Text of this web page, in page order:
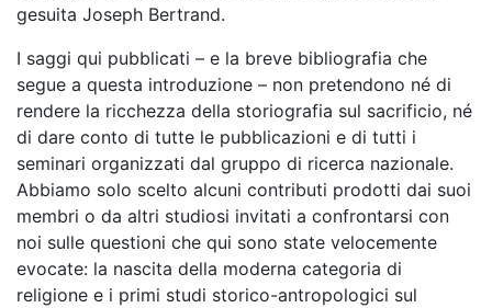
gesuita Joseph Bertrand.
I saggi qui pubblicati – e la breve bibliografia che
segue a questa introduzione – non pretendono né di
rendere la ricchezza della storiografia sul sacrificio, né
di dare conto di tutte le pubblicazioni e di tutti i
seminari organizzati dal gruppo di ricerca nazionale.
Abbiamo solo scelto alcuni contributi prodotti dai suoi
membri o da altri studiosi invitati a confrontarsi con
noi sulle questioni che qui sono state velocemente
evocate: la nascita della moderna categoria di
religione e i primi studi storico-antropologici sul